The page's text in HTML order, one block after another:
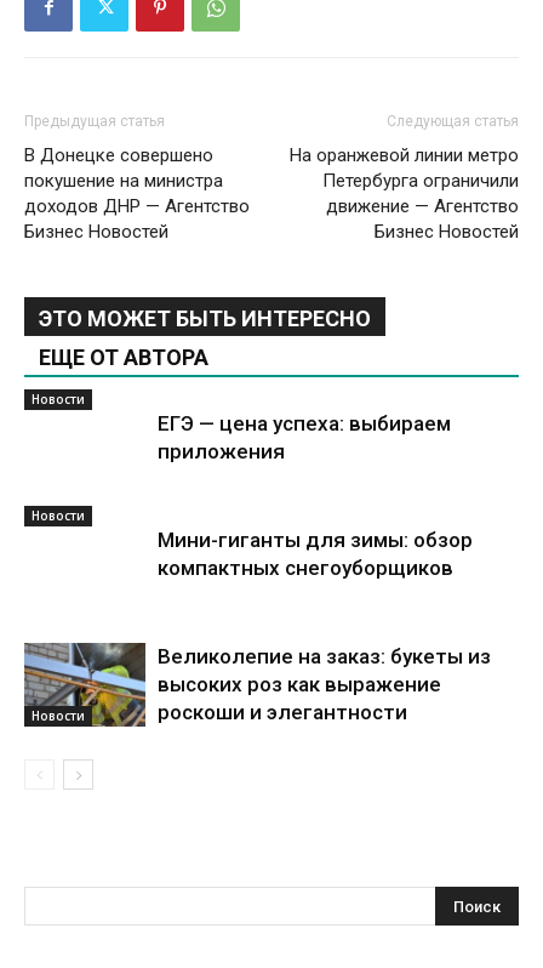
Предыдущая статья
В Донецке совершено
покушение на министра
доходов ДНР — Агентство
Бизнес Новостей
Следующая статья
На оранжевой линии метро
Петербурга ограничили
движение — Агентство
Бизнес Новостей
ЭТО МОЖЕТ БЫТЬ ИНТЕРЕСНО
ЕЩЕ ОТ АВТОРА
Новости
ЕГЭ — цена успеха: выбираем
приложения
Новости
Мини-гиганты для зимы: обзор
компактных снегоуборщиков
Новости
Великолепие на заказ: букеты из
высоких роз как выражение
роскоши и элегантности